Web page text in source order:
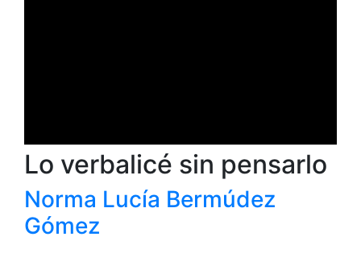
Lo verbalicé sin pensarlo
Norma Lucía Bermúdez
Gómez